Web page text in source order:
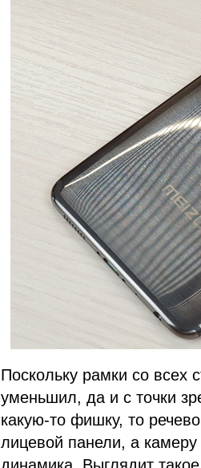
Поскольку рамки со всех
уменьшил, да и с точки
какую-то фишку, то
лицевой панели, а